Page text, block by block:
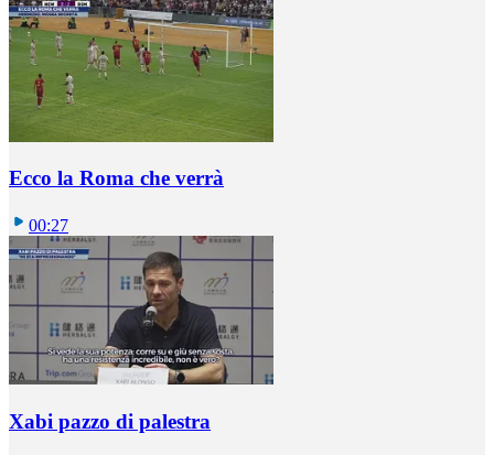
Ecco la Roma che verrà
00:27
Xabi pazzo di palestra